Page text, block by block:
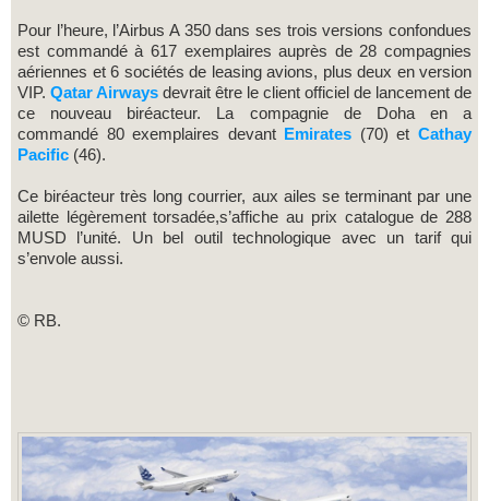
Pour l’heure, l’Airbus A 350 dans ses trois versions confondues
est commandé à 617 exemplaires auprès de 28 compagnies
aériennes et 6 sociétés de leasing avions, plus deux en version
VIP. Qatar Airways devrait être le client officiel de lancement de
ce nouveau biréacteur. La compagnie de Doha en a
commandé 80 exemplaires devant Emirates (70) etCathay
Pacific (46).
Ce biréacteur très long courrier, aux ailes se terminant par une
ailette légèrement torsadée,s’affiche au prix catalogue de 288
MUSD l’unité. Un bel outil technologique avec un tarif qui
s’envole aussi.
© RB.